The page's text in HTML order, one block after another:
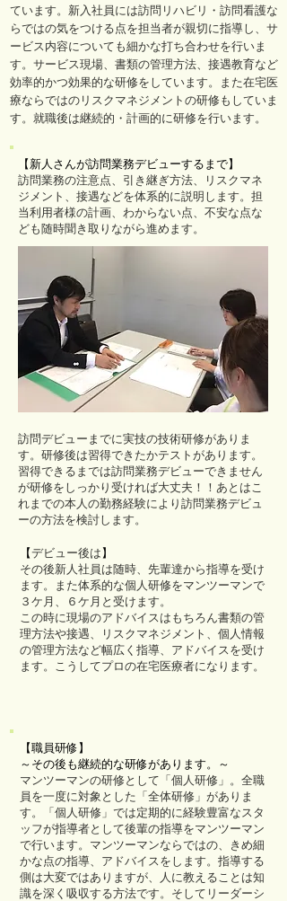
ています。新入社員には訪問リハビリ・訪問看護な
らではの気をつける点を担当者が親切に指導し、サ
ービス内容についても細かな打ち合わせを行いま
す。サービス現場、書類の管理方法、接遇教育など
効率的かつ効果的な研修をしています。また在宅医
療ならではのリスクマネジメントの研修もしていま
す。就職後は継続的・計画的に研修を行います。
【新人さんが訪問業務デビューするまで】
訪問業務の注意点、引き継ぎ方法、リスクマネ
ジメント、接遇などを体系的に説明します。担
当利用者様の計画、わからない点、不安な点な
ども随時聞き取りながら進めます。
訪問デビューまでに実技の技術研修がありま
す。研修後は習得できたかテストがあります。
習得できるまでは訪問業務デビューできません
が研修をしっかり受ければ大丈夫！！あとはこ
れまでの本人の勤務経験により訪問業務デビュ
ーの方法を検討します。
【デビュー後は 】
その後新人社員は随時、先輩達から指導を受け
ます。また体系的な個人研修をマンツーマンで
３ケ月、６ケ月と受けます。
この時に現場のアドバイスはもちろん書類の管
理方法や接遇、リスクマネジメント、個人情報
の管理方法など幅広く指導、アドバイスを受け
ます。こうしてプロの在宅医療者になります。
【職員研修】
～その後も継続的な研修があります。～
マンツーマンの研修として「個人研修」。全職
員を一度に対象とした「全体研修」がありま
す。「個人研修」では定期的に経験豊富なスタ
ッフが指導者として後輩の指導をマンツーマン
で行います。マンツーマンならではの、きめ細
かな点の指導、アドバイスをします。指導する
側は大変ではありますが、人に教えることは知
識を深く吸収する方法です。そしてリーダーシ